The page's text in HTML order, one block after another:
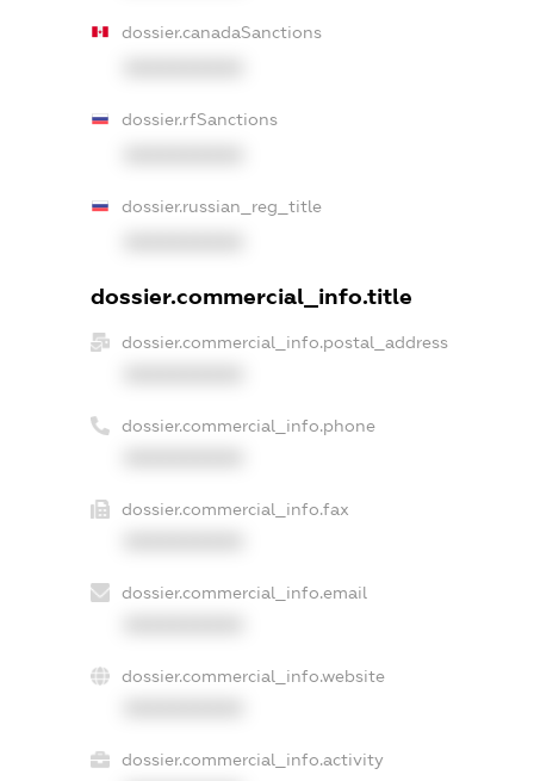
dossier.canadaSanctions
dossier.rfSanctions
dossier.russian_reg_title
dossier.commercial_info.title
dossier.commercial_info.postal_address
dossier.commercial_info.phone
dossier.commercial_info.fax
dossier.commercial_info.email
dossier.commercial_info.website
dossier.commercial_info.activity